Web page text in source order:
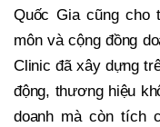
Quốc Gia cũng cho
môn và cộng đồng
Clinic đã xây dựng
động, thương hiệu
doanh mà còn tích